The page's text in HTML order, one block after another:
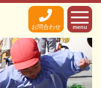
お問合わせ menu